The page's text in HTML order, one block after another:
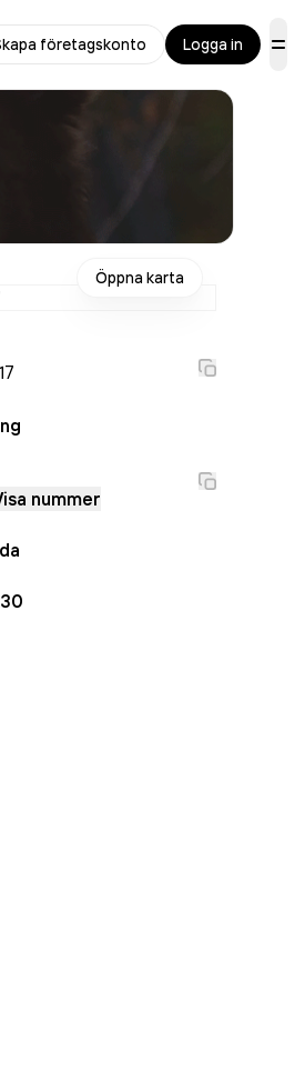
företagskonto Logga in
Öppna karta
nummer